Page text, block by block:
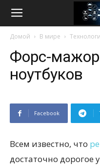
Life
Домой В мире
Форс-
ноутбуков
Facebook
Всем известно, что
достаточно дорогое